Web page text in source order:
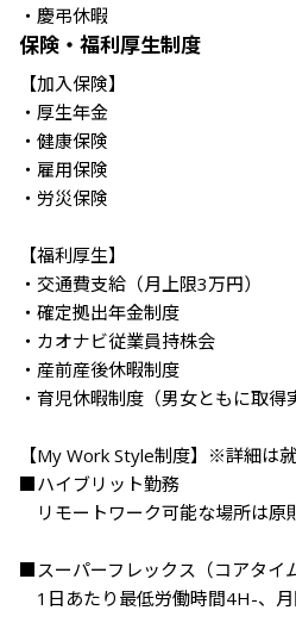
・慶弔休暇
保険・福利厚生制度
【加入保険】
・厚生年金
・健康保険
・雇用保険
・労災保険
【福利厚生】
・交通費支給（月上限3万円）
・確定拠出年金制度
・カオナビ従業員持株会
・産前産後休暇制度
・育児休暇制度（男女ともに取得
【My Work Style制度】※詳細は
■ハイブリット勤務
リモートワーク可能な場所は原
■スーパーフレックス（コアタイ
1日あたり最低労働時間4H-、月